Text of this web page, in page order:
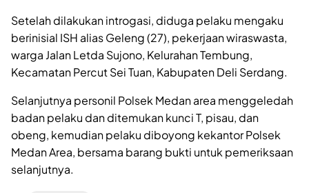
Setelah dilakukan introgasi, diduga pelaku mengaku
berinisial ISH alias Geleng (27), pekerjaan wiraswasta,
warga Jalan Letda Sujono, Kelurahan Tembung,
Kecamatan Percut Sei Tuan, Kabupaten Deli Serdang.
Selanjutnya personil Polsek Medan area menggeledah
badan pelaku dan ditemukan kunci T, pisau, dan
obeng, kemudian pelaku diboyong kekantor Polsek
Medan Area, bersama barang bukti untuk pemeriksaan
selanjutnya.